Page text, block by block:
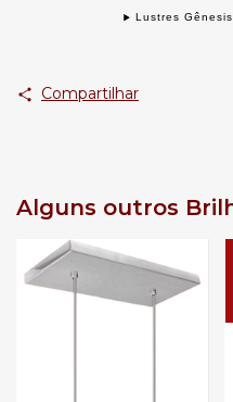
Lustres
Compartilhar
Alguns outros